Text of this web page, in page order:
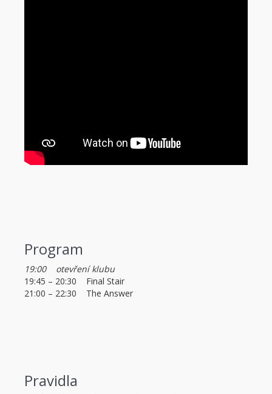
Program
19:00 otevření klubu
19:45 – 20:30 Final Stair
21:00 – 22:30 The Answer
Pravidla